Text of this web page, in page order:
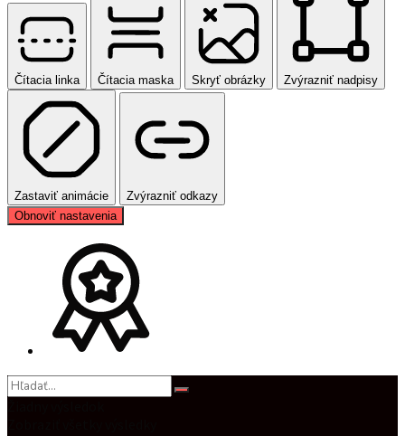
Čítacia linka Čítacia maska Skryť obrázky Zvýrazniť nadpisy
Zastaviť animácie
Zvýrazniť odkazy
Obnoviť nastavenia